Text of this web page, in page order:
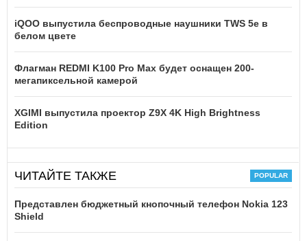
iQOO выпустила беспроводные наушники TWS 5e в
белом цвете
Флагман REDMI K100 Pro Max будет оснащен 200-
мегапиксельной камерой
XGIMI выпустила проектор Z9X 4K High Brightness
Edition
ЧИТАЙТЕ ТАКЖЕ
Представлен бюджетный кнопочный телефон Nokia 123
Shield